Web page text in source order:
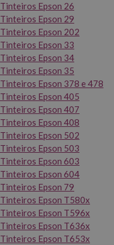
Tinteiros Epson 26
Tinteiros Epson 29
Tinteiros Epson 202
Tinteiros Epson 33
Tinteiros Epson 34
Tinteiros Epson 35
Tinteiros Epson 378 e 478
Tinteiros Epson 405
Tinteiros Epson 407
Tinteiros Epson 408
Tinteiros Epson 502
Tinteiros Epson 503
Tinteiros Epson 603
Tinteiros Epson 604
Tinteiros Epson 79
Tinteiros Epson T580x
Tinteiros Epson T596x
Tinteiros Epson T636x
Tinteiros Epson T653x